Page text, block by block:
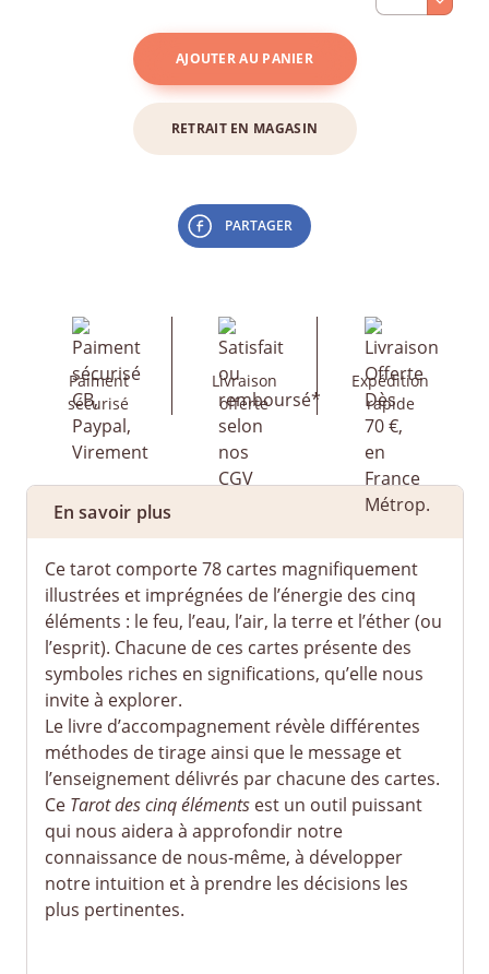
AJOUTER AU PANIER
RETRAIT EN MAGASIN
PARTAGER
Paiment
sécurisé
Livraison
offerte
Expédition
rapide
En savoir plus
Ce tarot comporte 78 cartes magnifiquement
illustrées et imprégnées de l’énergie des cinq
éléments : le feu, l’eau, l’air, la terre et l’éther (ou
l’esprit). Chacune de ces cartes présente des
symboles riches en significations, qu’elle nous
invite à explorer.
Le livre d’accompagnement révèle différentes
méthodes de tirage ainsi que le message et
l’enseignement délivrés par chacune des cartes.
Ce Tarot des cinq élémentsest un outil puissant
qui nous aidera à approfondir notre
connaissance de nous-même, à développer
notre intuition et à prendre les décisions les
plus pertinentes.